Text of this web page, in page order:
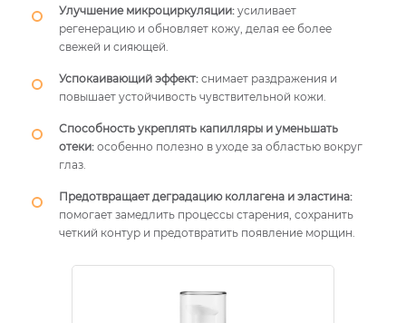
Улучшение микроциркуляции: усиливает
регенерацию и обновляет кожу, делая ее более
свежей и сияющей.
Успокаивающий эффект: снимает раздражения и
повышает устойчивость чувствительной кожи.
Способность укреплять капилляры и уменьшать
отеки: особенно полезно в уходе за областью вокруг
глаз.
Предотвращает деградацию коллагена и эластина:
помогает замедлить процессы старения, сохранить
четкий контур и предотвратить появление морщин.